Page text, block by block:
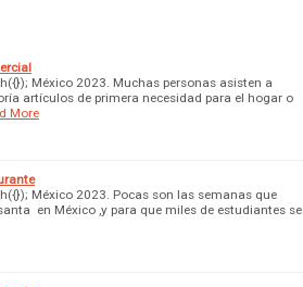
México 2023. Muchas personas asisten a
artículos de primera necesidad para el hogar o
More
México 2023. Pocas son las semanas que
en México ,y para que miles de estudiantes se